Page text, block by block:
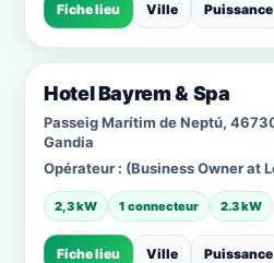
Fiche lieu Ville Puissance
Hotel Bayrem & Spa
Passeig Marítim de Neptú,
Gandia
Opérateur : (Business Owner at
2,3 kW 1 connecteur 2.3 kW
Fiche lieu Ville Puissance